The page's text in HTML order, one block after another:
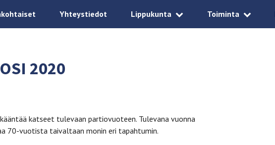
Yhteystiedot Lippukunta Toiminta
2020
katseet tulevaan partiovuoteen. Tulevana vuonna
70-vuotista taivaltaan monin eri tapahtumin.